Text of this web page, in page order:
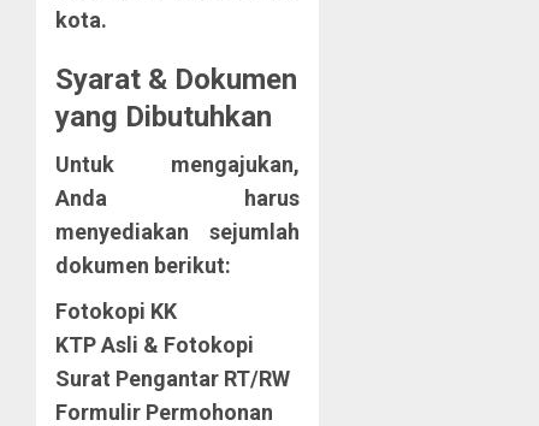
kota.
Syarat & Dokumen
yang Dibutuhkan
Untuk mengajukan,
Anda harus
menyediakan sejumlah
dokumen berikut:
Fotokopi KK
KTP Asli & Fotokopi
Surat Pengantar RT/RW
Formulir Permohonan